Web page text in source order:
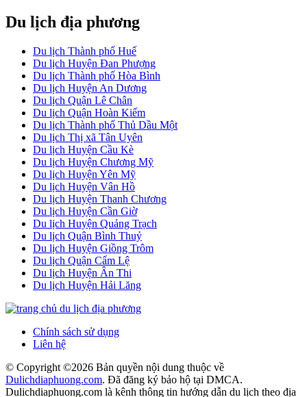
Du lịch địa phương
Du lịch Thành phố Huế
Du lịch Huyện Đan Phượng
Du lịch Thành phố Hòa Bình
Du lịch Huyện An Dương
Du lịch Quận Lê Chân
Du lịch Quận Hoàn Kiếm
Du lịch Thành phố Thủ Dầu Một
Du lịch Thị xã Tân Uyên
Du lịch Huyện Cầu Kè
Du lịch Huyện Chương Mỹ
Du lịch Huyện Yên Mỹ
Du lịch Huyện Vân Hồ
Du lịch Huyện Thanh Chương
Du lịch Huyện Cần Giờ
Du lịch Huyện Quảng Trạch
Du lịch Quận Bình Thuỷ
Du lịch Huyện Giồng Trôm
Du lịch Quận Cẩm Lệ
Du lịch Huyện Ân Thi
Du lịch Huyện Hải Lăng
Chính sách sử dụng
Liên hệ
© Copyright ©2026 Bản quyền nội dung thuộc về
Dulichdiaphuong.com. Đã đăng ký bảo hộ tại DMCA.
Dulichdiaphuong.com là kênh thông tin hướng dẫn du lịch theo địa